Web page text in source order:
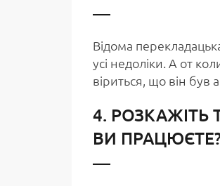
Відома
усі недоліки. А от
віриться, що він був
4.
ВИ